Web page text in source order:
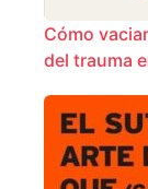
Cómo
del trauma